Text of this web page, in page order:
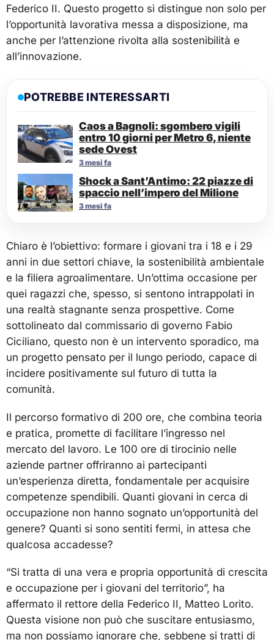
Federico II. Questo progetto si distingue non solo per
l’opportunità lavorativa messa a disposizione, ma
anche per l’attenzione rivolta alla sostenibilità e
all’innovazione.
POTREBBE INTERESSARTI
Caos a Bagnoli: sgombero vigili
entro 10 giorni per Metro 6, niente
sede Ovest
3 mesi fa
Shock a Sant’Antimo: 22 piazze di
spaccio nell’impero del Milione
3 mesi fa
Chiaro è l’obiettivo: formare i giovani tra i 18 e i 29
anni in due settori chiave, la sostenibilità ambientale
e la filiera agroalimentare. Un’ottima occasione per
quei ragazzi che, spesso, si sentono intrappolati in
una realtà stagnante senza prospettive. Come
sottolineato dal commissario di governo Fabio
Ciciliano, questo non è un intervento sporadico, ma
un progetto pensato per il lungo periodo, capace di
incidere positivamente sul futuro di tutta la
comunità.
Il percorso formativo di 200 ore, che combina teoria
e pratica, promette di facilitare l’ingresso nel
mercato del lavoro. Le 100 ore di tirocinio nelle
aziende partner offriranno ai partecipanti
un’esperienza diretta, fondamentale per acquisire
competenze spendibili. Quanti giovani in cerca di
occupazione non hanno sognato un’opportunità del
genere? Quanti si sono sentiti fermi, in attesa che
qualcosa accadesse?
“Si tratta di una vera e propria opportunità di crescita
e occupazione per i giovani del territorio”, ha
affermato il rettore della Federico II, Matteo Lorito.
Questa visione non può che suscitare entusiasmo,
ma non possiamo ignorare che, sebbene si tratti di